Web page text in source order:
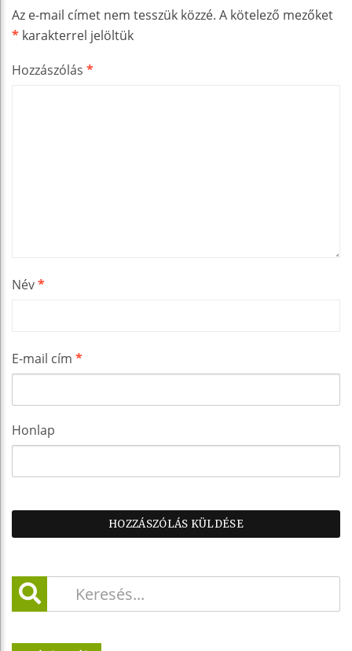
Az e-mail címet nem tesszük közzé. A kötelező mezőket
* karakterrel jelöltük
Hozzászólás *
Név*
E-mail cím *
Honlap